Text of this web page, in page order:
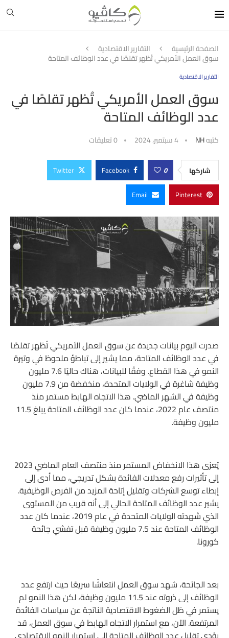
الصفحة الرئيسية التقارير الاقتصادية
سوق العمل الأمريكي تُظهر تقلصًا في عدد الوظائف المتاحة
التقارير الاقتصادية
سوق العمل الأمريكي تُظهر تقلصًا في
عدد الوظائف المتاحة
كتبهNH 4 سبتمبر، 2024 0 تعليقات
شاركها 0
Facebook
Twitter
Pinterest
Email
صدرت اليوم بيانات جديدة عن سوق العمل الأمريكي تُظهر تقلصًا
في عدد الوظائف المتاحة، مما يشير إلى تباطؤ ملحوظ في وتيرة
النمو في هذا القطاع. وفقًا للبيانات، هناك حاليًا 7.6 مليون
وظيفة شاغرة في الولايات المتحدة، منخفضة من 7.9 مليون
وظيفة في الشهر الماضي. هذا الاتجاه الهابط مستمر منذ
منتصف عام 2022، عندما كان عدد الوظائف المتاحة يبلغ 11.5
مليون وظيفة.
يُعزى هذا الانخفاض المستمر منذ منتصف العام الماضي 2023
إلى تأثيرات رفع معدلات الفائدة بشكل تدريجي، مما أدى إلى
إبطاء توسع الشركات وتقليل إتاحة المزيد من الفرص الوظيفية.
يشير عدد الوظائف المتاحة الحالي إلى أنه قريب من المستوى
الذي شهدته الولايات المتحدة في عام 2019، عندما كان عدد
الوظائف المتاحة عند 7.5 مليون وظيفة قبل تفشي جائحة
كورونا.
بعد الجائحة، شهد سوق العمل انتعاشًا سريعًا حيث ارتفع عدد
الوظائف إلى ذروته عند 11.5 مليون وظيفة، لكن هذا النمو لم
يستمر في ظل الضغوط الاقتصادية الناتجة عن سياسات الفائدة
المرتفعة. الآن، مع استمرار الاتجاه الهابط في سوق العمل، قد